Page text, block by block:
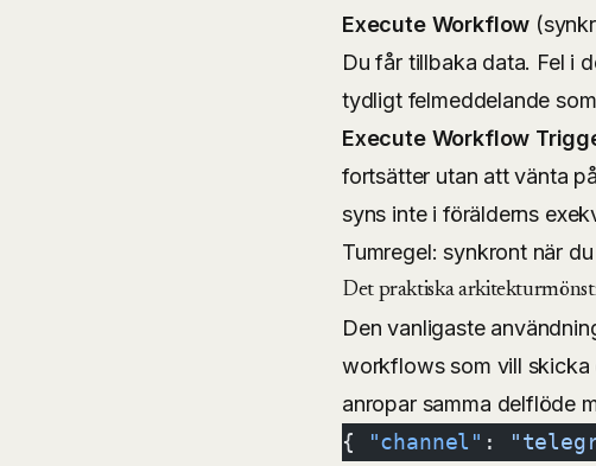
Execute Workflow
Du får tillbaka data. Fel i
tydligt felmeddelande
Execute Workflow
fortsätter utan att vänta
syns inte i förälderns
Tumregel: synkront när
Det praktiska
Den vanligaste
workflows som vill skicka
anropar samma delflöde
{
"channel" :